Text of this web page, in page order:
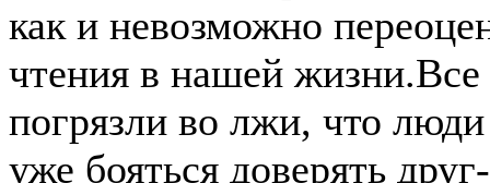
как и невозможно
чтения в нашей жизни.Все
погрязли во лжи, что
уже бояться доверять